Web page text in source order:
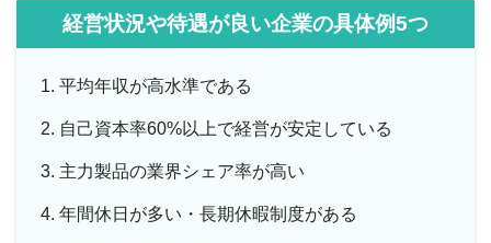
経営状況や待遇が良い企業の具体例5つ
平均年収が高水準である
自己資本率60%以上で経営が安定している
主力製品の業界シェア率が高い
年間休日が多い・長期休暇制度がある